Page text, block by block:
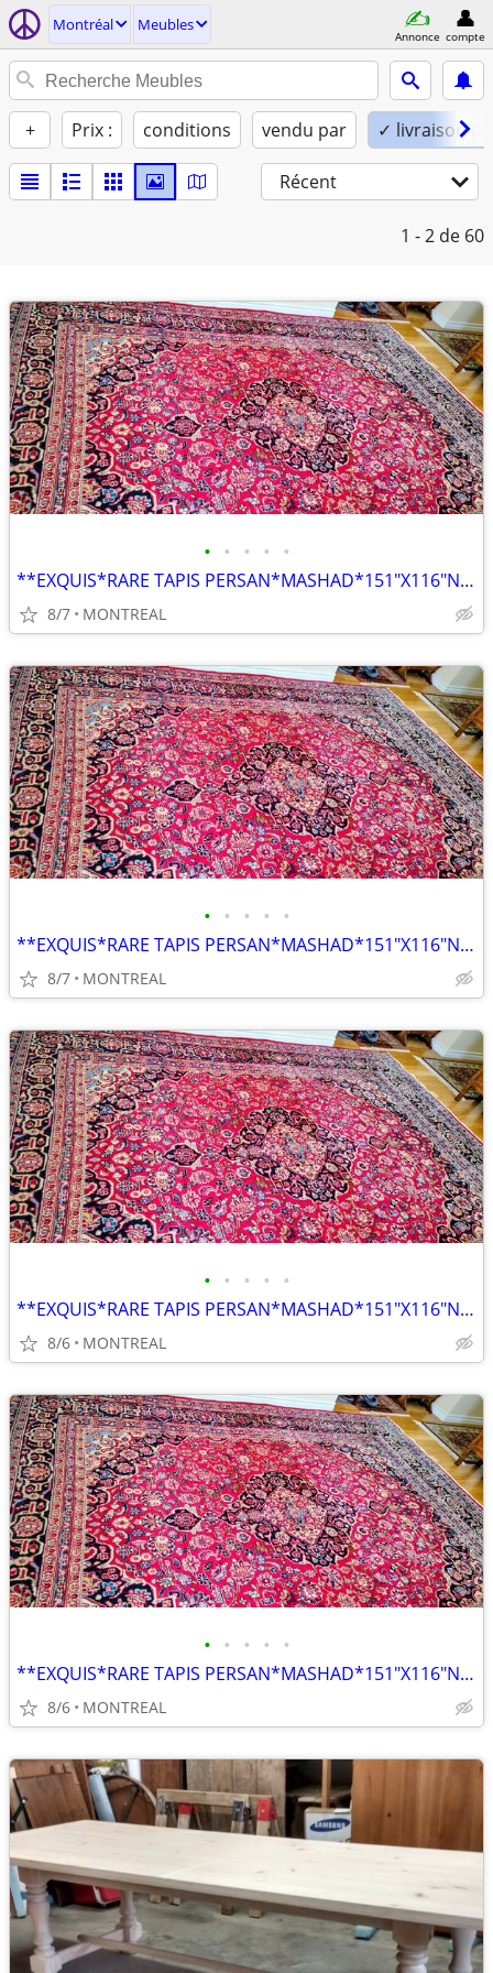
Montréal Meubles
Annonce compte
+ Prix : conditions vendu par ✓ livraison
Récent
1 - 2 de 60
• • • • •
**EXQUIS*RARE TAPIS PERSAN*MASHAD*151"X116"NOUE MAIN PURE LAINE VIERGE
8/7 MONTREAL
• • • • •
**EXQUIS*RARE TAPIS PERSAN*MASHAD*151"X116"NOUE MAIN PURE LAINE VIERGE
8/7 MONTREAL
• • • • •
**EXQUIS*RARE TAPIS PERSAN*MASHAD*151"X116"NOUE MAIN PURE LAINE VIERGE
8/6 MONTREAL
• • • • •
**EXQUIS*RARE TAPIS PERSAN*MASHAD*151"X116"NOUE MAIN PURE LAINE VIERGE
8/6 MONTREAL